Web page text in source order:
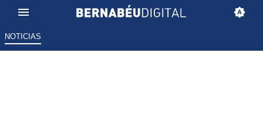
NOTICIAS